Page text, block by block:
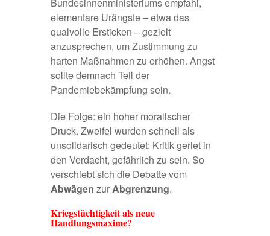
elementare Urängste – etwa das
qualvolle Ersticken – gezielt
anzusprechen, um Zustimmung zu
harten Maßnahmen zu erhöhen. Angst
sollte demnach Teil der
Pandemiebekämpfung sein.
Die Folge: ein hoher moralischer
Druck. Zweifel wurden schnell als
unsolidarisch gedeutet; Kritik geriet in
den Verdacht, gefährlich zu sein. So
verschiebt sich die Debatte vom
Abwägen zurAbgrenzung.
Kriegstüchtigkeit als neue
Handlungsmaxime?